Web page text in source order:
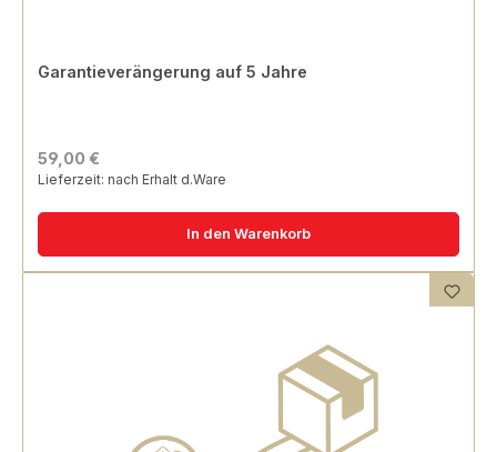
Garantieverängerung auf 5 Jahre
59,00 €
Lieferzeit: nach Erhalt d.Ware
In den Warenkorb